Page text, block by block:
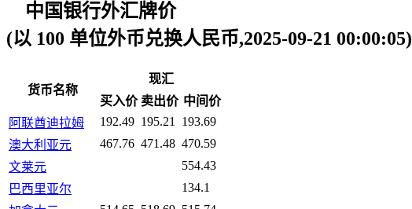
中国银行外汇牌价
(以 100 单位外币兑换人民币,2025-09-21 00:00:05)
货币名称
现汇
买入价 卖出价 中间价
阿联酋迪拉姆
192.49 195.21
193.69
澳大利亚元
467.76 471.48 470.59
文莱元
554.43
巴西里亚尔
134.1